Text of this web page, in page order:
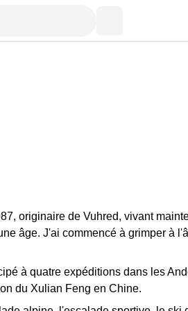
originaire de Vuhred, vivant
âge. J'ai commencé à grimper à
à quatre expéditions dans les
du Xulian Feng en Chine.